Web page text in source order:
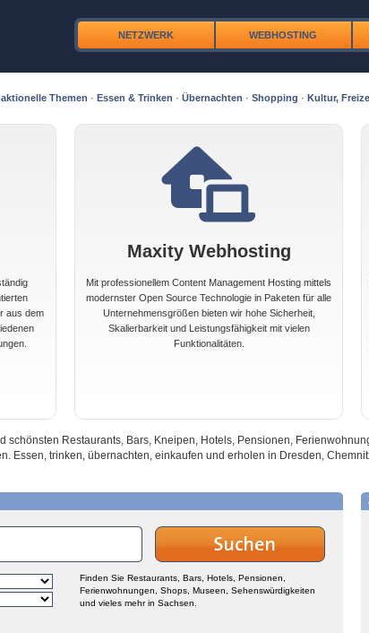
NETZWERK WEBHOSTING
Themen · Essen & Trinken · Übernachten · Shopping · Kultur,
aus dem
Maxity Webhosting
Mit professionellem Content Management Hosting mittels
modernster Open Source Technologie in Paketen für alle
Unternehmensgrößen bieten wir hohe Sicherheit,
Skalierbarkeit und Leistungsfähigkeit mit vielen
Funktionalitäten.
schönsten Restaurants, Bars, Kneipen, Hotels, Pensionen,
Essen, trinken, übernachten, einkaufen und erholen in Dresden,
Finden Sie Restaurants, Bars, Hotels, Pensionen,
Ferienwohnungen, Shops, Museen, Sehenswürdigkeiten
und vieles mehr in Sachsen.